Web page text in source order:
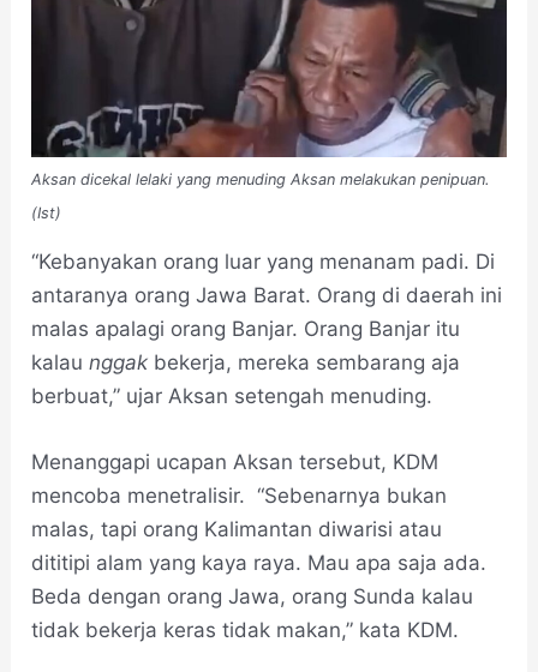
Aksan dicekal lelaki yang menuding Aksan melakukan penipuan.
(Ist)
“Kebanyakan orang luar yang menanam padi. Di
antaranya orang Jawa Barat. Orang di daerah ini
malas apalagi orang Banjar. Orang Banjar itu
kalaunggak bekerja, mereka sembarang aja
berbuat,” ujar Aksan setengah menuding.
Menanggapi ucapan Aksan tersebut, KDM
mencoba menetralisir. “Sebenarnya bukan
malas, tapi orang Kalimantan diwarisi atau
dititipi alam yang kaya raya. Mau apa saja ada.
Beda dengan orang Jawa, orang Sunda kalau
tidak bekerja keras tidak makan,” kata KDM.